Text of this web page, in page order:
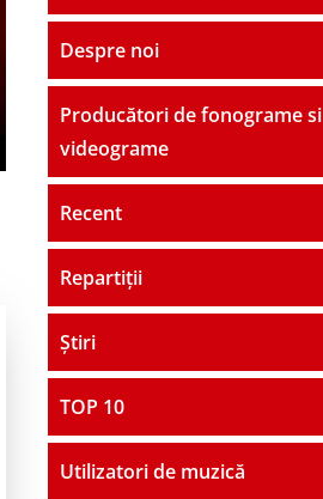
Despre noi
Producători de fonograme si
videograme
Recent
Repartiții
Știri
TOP 10
Utilizatori de muzică